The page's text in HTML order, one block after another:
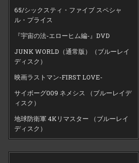
65/シックスティ・ファイブ スペシャ
ル・プライス
『宇宙の法-エローヒム編-』DVD
JUNK WORLD（通常版）（ブルーレイ
ディスク）
映画ラストマン-FIRST LOVE-
サイボーグ009 ネメシス （ブルーレイデ
ィスク）
地球防衛軍 4Kリマスター （ブルーレイ
ディスク）